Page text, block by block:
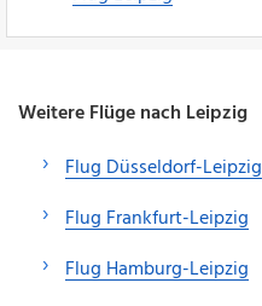
Weitere Flüge nach Leipzig
Flug Düsseldorf-Leipzig
Flug Frankfurt-Leipzig
Flug Hamburg-Leipzig